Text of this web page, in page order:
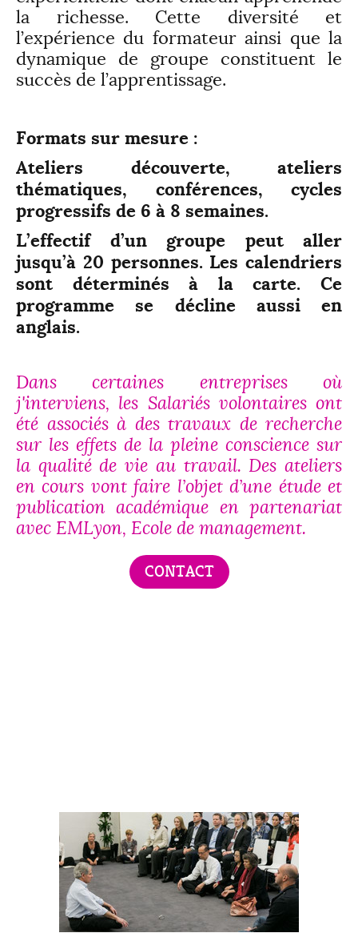
la richesse. Cette diversité et
l’expérience du formateur ainsi que la
dynamique de groupe constituent le
succès de l’apprentissage.
Formats sur mesure :
Ateliers découverte, ateliers
thématiques, conférences, cycles
progressifs de 6 à 8 semaines.
L’effectif d’un groupe peut aller
jusqu’à 20 personnes. Les calendriers
sont déterminés à la carte. Ce
programme se décline aussi en
anglais.
Dans certaines entreprises où
j'interviens, les Salariés volontaires ont
été associés à des travaux de recherche
sur les effets de la pleine conscience sur
la qualité de vie au travail. Des ateliers
en cours vont faire l’objet d’une étude et
publication académique en partenariat
avec EMLyon, Ecole de management.
CONTACT